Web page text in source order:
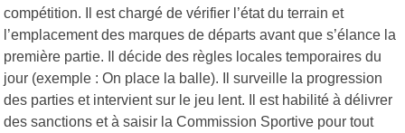
compétition. Il est chargé de vérifier l’état du terrain et
l’emplacement des marques de départs avant que s’élance la
première partie. Il décide des règles locales temporaires du
jour (exemple : On place la balle). Il surveille la progression
des parties et intervient sur le jeu lent. Il est habilité à délivrer
des sanctions et à saisir la Commission Sportive pour tout